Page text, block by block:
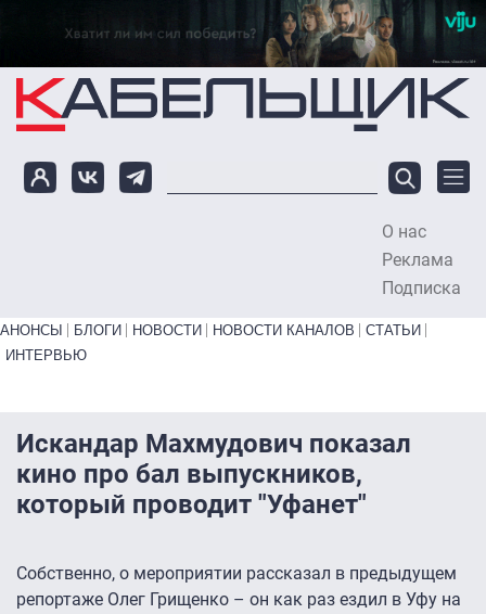
Перейти к основному содержанию
О нас
Реклама
Подписка
Primary links bottom
АНОНСЫ БЛОГИ НОВОСТИ НОВОСТИ КАНАЛОВ
СТАТЬИ
ИНТЕРВЬЮ
Искандар Махмудович показал
кино про бал выпускников,
который проводит "Уфанет"
Собственно, о мероприятии рассказал в предыдущем
репортаже Олег Грищенко – он как раз ездил в Уфу на